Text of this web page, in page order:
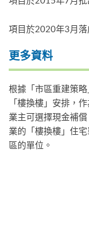
項目於2020年3月落
更多資料
根據「市區重建策
「樓換樓」安排，
業主可選擇現金補
業的「樓換樓」住
區的單位。